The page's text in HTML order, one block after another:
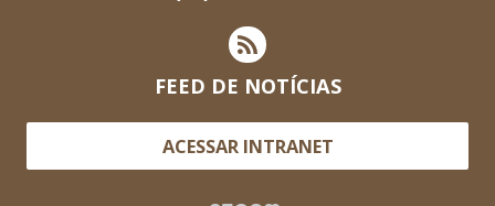
FEED DE NOTÍCIAS
ACESSAR INTRANET